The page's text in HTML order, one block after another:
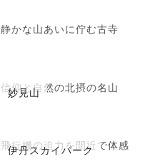
静かな山あいに佇む古寺
妙見山
信仰と自然の北摂の名山
伊丹スカイパーク
飛行機の迫力を間近で体感